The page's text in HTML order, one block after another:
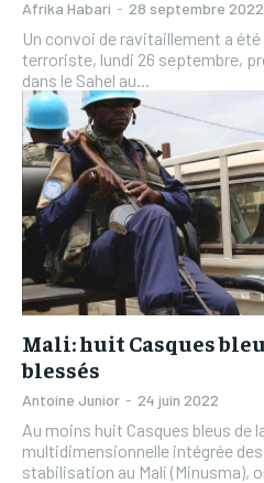
Afrika Habari - 28 septembre 2022
Un convoi de ravitaillement a
terroriste, lundi 26 septembre,
dans le Sahel au...
Mali: huit Casques
blessés
Antoine Junior - 24 juin 2022
Au moins huit Casques bleus de
multidimensionnelle intégrée
stabilisation au Mali (Minusma),